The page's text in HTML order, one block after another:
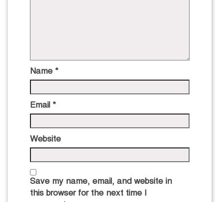
Name *
Email *
Website
Save my name, email, and website in
this browser for the next time I